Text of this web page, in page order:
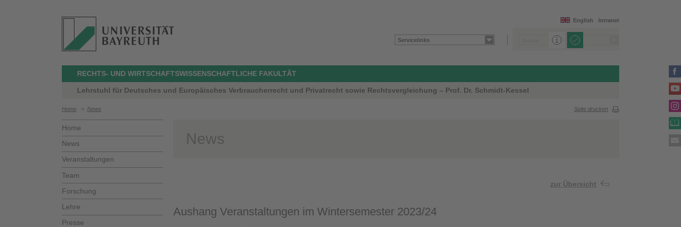
Intranet
English
Servicelinks
RECHTS- UND WIRTSCHAFTSWISSENSCHAFTLICHE FAKULTÄT
Lehrstuhl für Deutsches und Europäisches Verbraucherrecht und Privatrecht sowie Rechtsvergleichung – Prof. Dr. Schmidt-Kessel
Home > News Seite drucken
Home
News
Veranstaltungen
Team
Forschung
Lehre
Presse
News
zur Übersicht
Aushang Veranstaltungen im Wintersemester 2023/24